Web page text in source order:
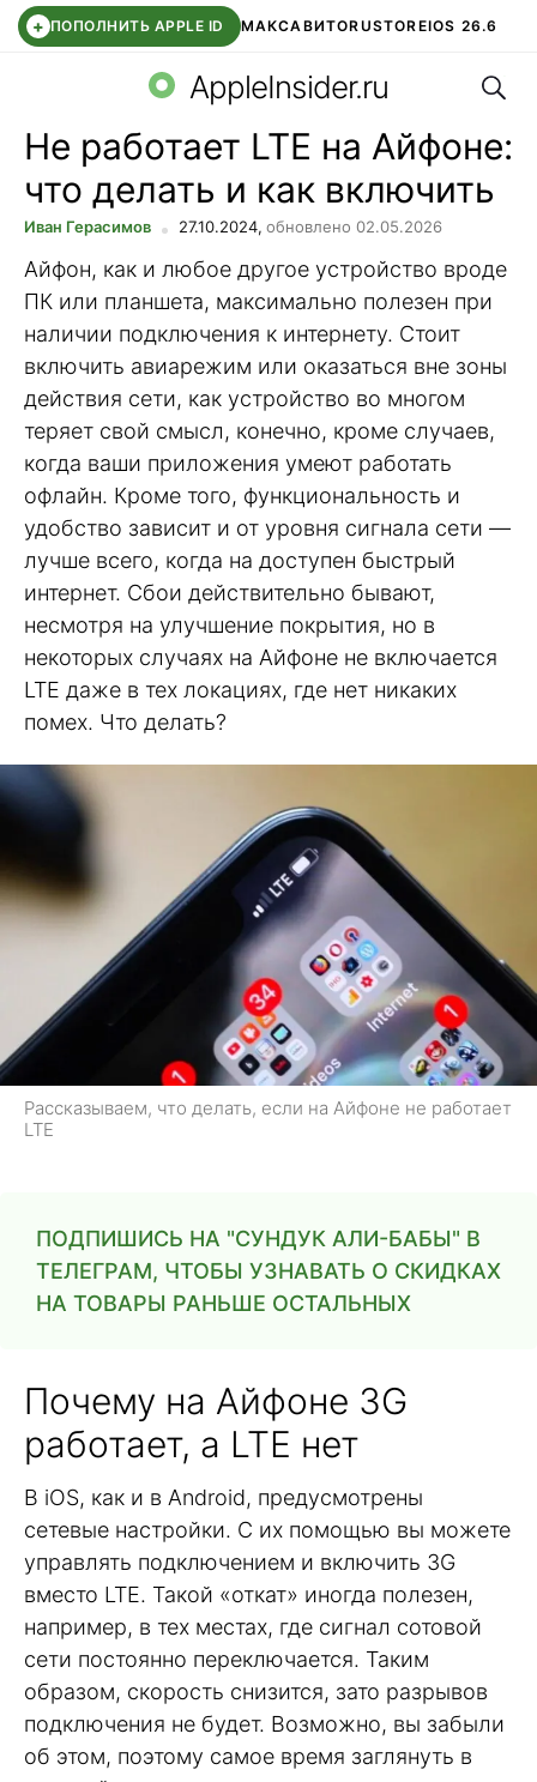
+ ПОПОЛНИТЬ APPLE ID МАКСАВИТОRUSTOREIOS 26.6
СБЕР КИДС ВТБ ОНЛАЙН ЧАТ В ROBLOX
AppleInsider.ru
Не работает LTE на Айфоне:
что делать и как включить
Иван Герасимов 27.10.2024, обновлено 02.05.2026
Айфон, как и любое другое устройство вроде
ПК или планшета, максимально полезен при
наличии подключения к интернету. Стоит
включить авиарежим или оказаться вне зоны
действия сети, как устройство во многом
теряет свой смысл, конечно, кроме случаев,
когда ваши приложения умеют работать
офлайн. Кроме того, функциональность и
удобство зависит и от уровня сигнала сети —
лучше всего, когда на доступен быстрый
интернет. Сбои действительно бывают,
несмотря на улучшение покрытия, но в
некоторых случаях на Айфоне не включается
LTE даже в тех локациях, где нет никаких
помех. Что делать?
Рассказываем, что делать, если на Айфоне не работает
LTE
ПОДПИШИСЬ НА "СУНДУК АЛИ-БАБЫ" В
ТЕЛЕГРАМ, ЧТОБЫ УЗНАВАТЬ О СКИДКАХ
НА ТОВАРЫ РАНЬШЕ ОСТАЛЬНЫХ
Почему на Айфоне 3G
работает, а LTE нет
В iOS, как и в Android, предусмотрены
сетевые настройки. С их помощью вы можете
управлять подключением и включить 3G
вместо LTE. Такой «откат» иногда полезен,
например, в тех местах, где сигнал сотовой
сети постоянно переключается. Таким
образом, скорость снизится, зато разрывов
подключения не будет. Возможно, вы забыли
об этом, поэтому самое время заглянуть в